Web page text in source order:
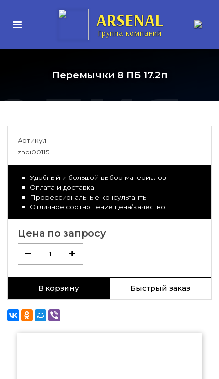
ARSENAL
Группа компаний
Перемычки 8 ПБ 17.2п
Артикул
zhbi00115
Удобный и большой выбор материалов
Оплата и доставка
Профессиональные консультанты
Отличное соотношение цена/качество
Цена по запросу
1
В корзину Быстрый заказ